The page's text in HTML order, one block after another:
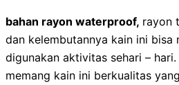
bahan rayon waterproof, rayon
dan kelembutannya kain ini
digunakan aktivitas sehari –
memang kain ini berkualitas